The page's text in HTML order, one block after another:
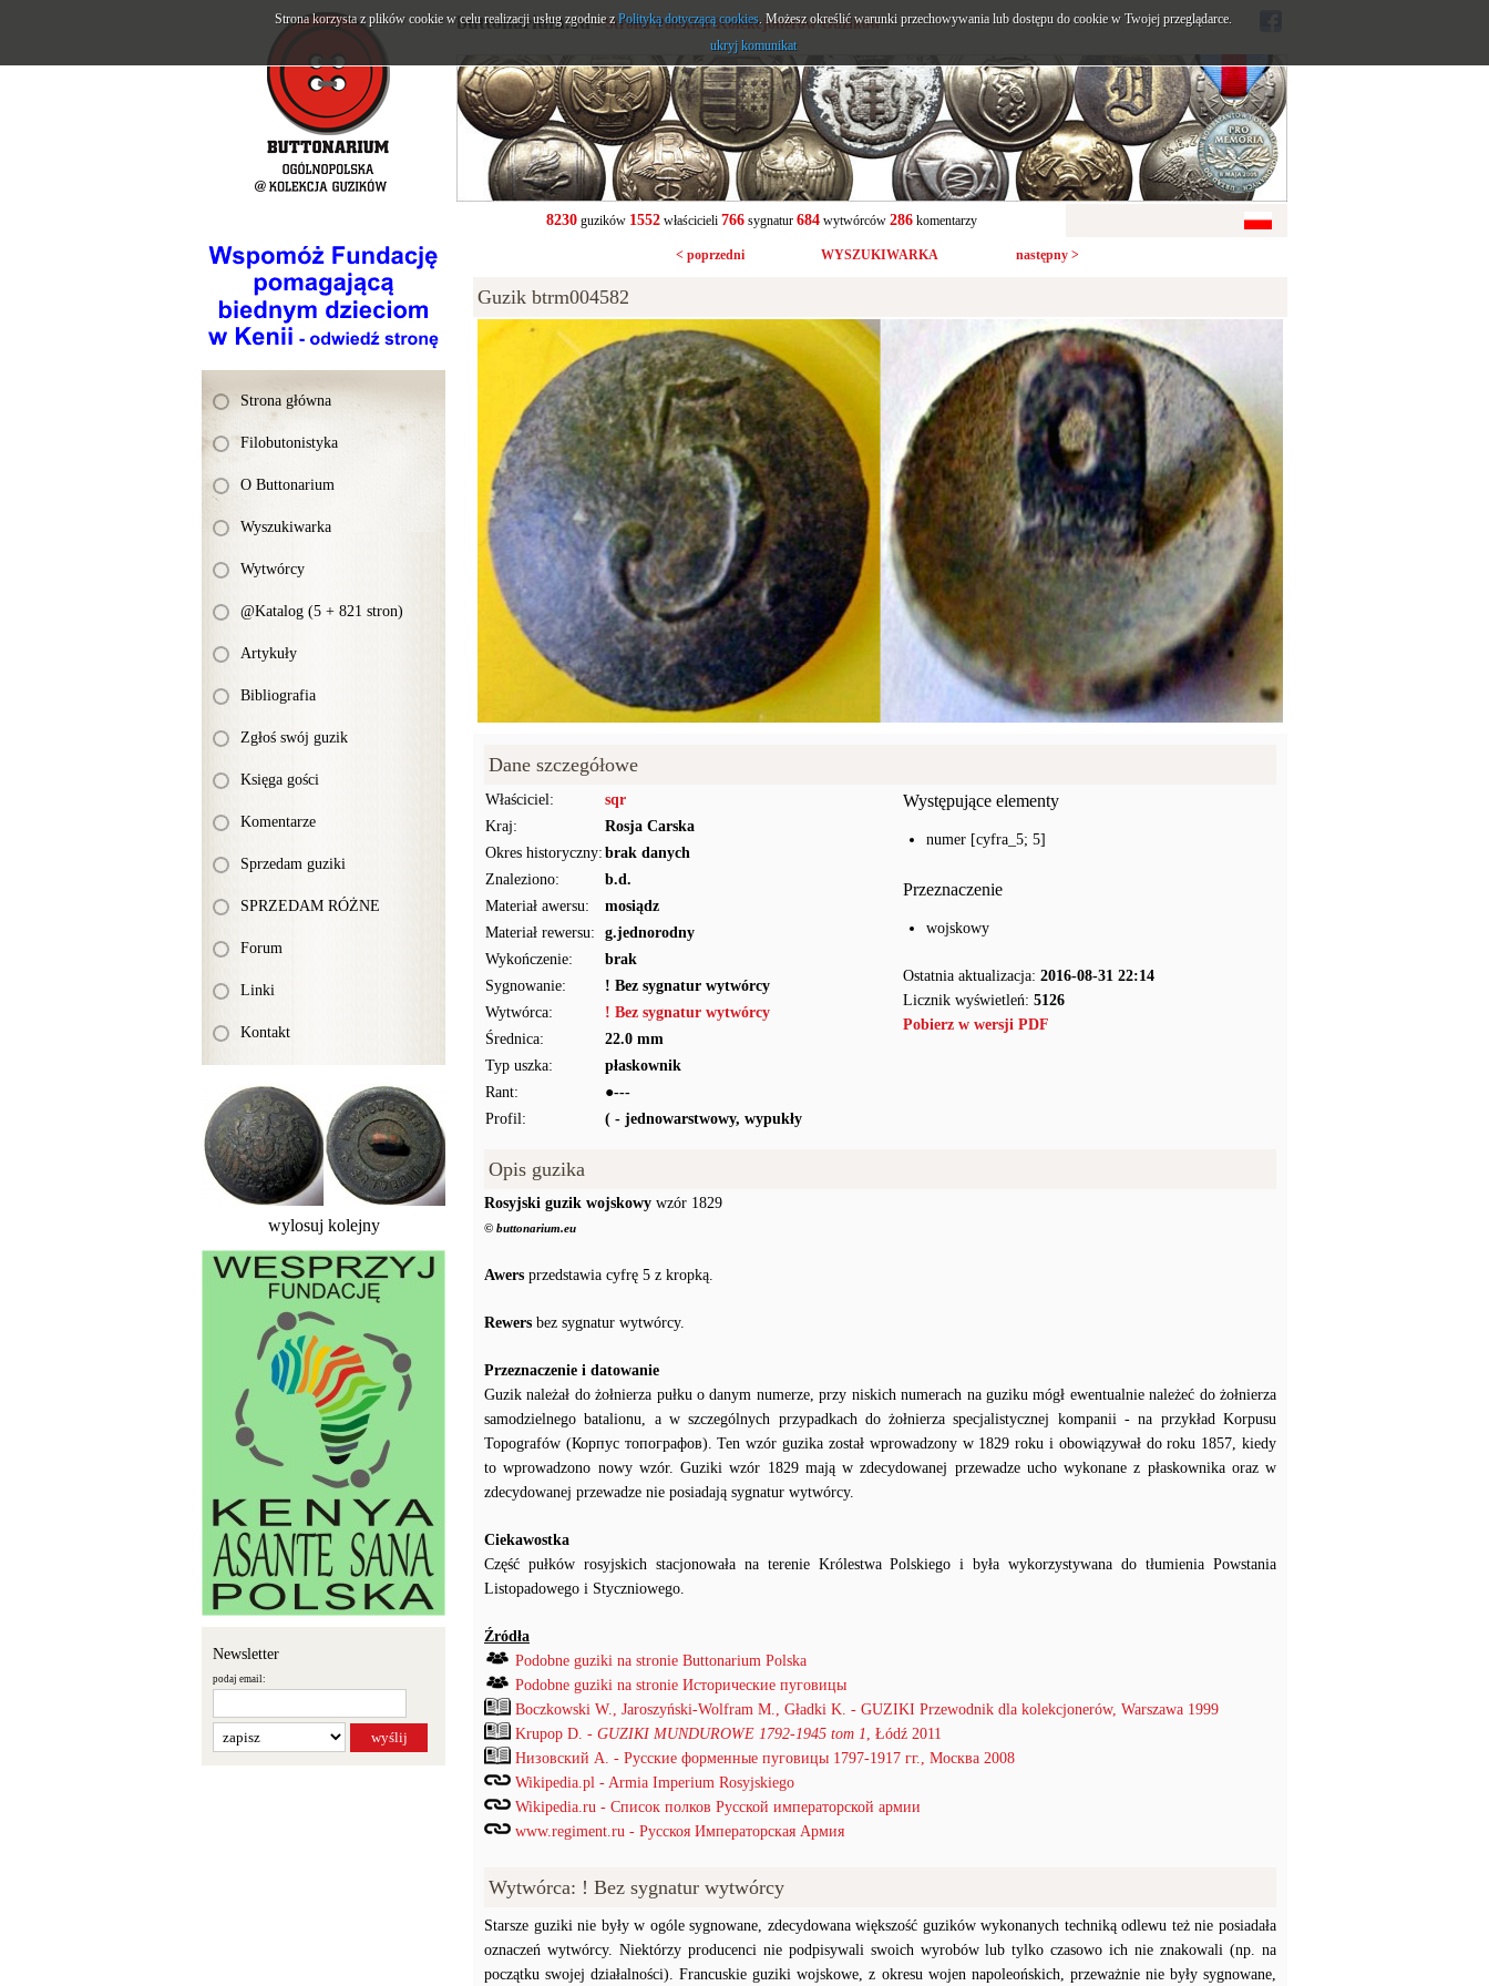
Strona główna
Filobutonistyka
O Buttonarium
Wyszukiwarka
Wytwórcy
@Katalog (5 + 821 stron)
Artykuły
Bibliografia
Zgłoś swój guzik
Księga gości
Komentarze
Sprzedam guziki
SPRZEDAM RÓŻNE
Forum
Linki
Kontakt
wylosuj kolejny
Newsletter
podaj email:
buttonarium.eu- Strona Polskich Kolekcjonerów Guzików
8230guzików 1552właścicieli 766sygnatur 684wytwórców 286komentarzy
< poprzedni WYSZUKIWARKA następny >
Guzik btrm004582
Dane szczegółowe
Właściciel:
sqr
Kraj:
Rosja Carska
Okres historyczny: brak danych
Znaleziono:
b.d.
Materiał awersu:
mosiądz
Materiał rewersu:
g.jednorodny
Wykończenie:
brak
Sygnowanie:
! Bez sygnatur wytwórcy
Wytwórca:
! Bez sygnatur wytwórcy
Średnica:
22.0 mm
Typ uszka:
płaskownik
Rant:
●---
Profil:
( - jednowarstwowy, wypukły
Występujące elementy
numer [cyfra_5; 5]
Przeznaczenie
wojskowy
Ostatnia aktualizacja: 2016-08-31 22:14
Licznik wyświetleń: 5126
Pobierz w wersji PDF
Opis guzika
Rosyjski guzik wojskowy wzór 1829
© buttonarium.eu
Awers przedstawia cyfrę 5 z kropką.
Rewers bez sygnatur wytwórcy.
Przeznaczenie i datowanie
Guzik należał do żołnierza pułku o danym numerze, przy niskich numerach na guziku mógł ewentualnie należeć do żołnierza
samodzielnego batalionu, a w szczególnych przypadkach do żołnierza specjalistycznej kompanii - na przykład Korpusu
Topografów (Корпус топографов). Ten wzór guzika został wprowadzony w 1829 roku i obowiązywał do roku 1857, kiedy
to wprowadzono nowy wzór. Guziki wzór 1829 mają w zdecydowanej przewadze ucho wykonane z płaskownika oraz w
zdecydowanej przewadze nie posiadają sygnatur wytwórcy.
Ciekawostka
Część pułków rosyjskich stacjonowała na terenie Królestwa Polskiego i była wykorzystywana do tłumienia Powstania
Listopadowego i Styczniowego.
Źródła
Podobne guziki na stronie Buttonarium Polska
Podobne guziki na stronie Исторические пуговицы
Boczkowski W., Jaroszyński-Wolfram M., Gładki K. - GUZIKI Przewodnik dla kolekcjonerów, Warszawa 1999
Krupop D. - GUZIKI MUNDUROWE 1792-1945 tom 1, Łódź 2011
Низовский А. - Русские форменные пуговицы 1797-1917 гг., Mocква 2008
Wikipedia.pl - Armia Imperium Rosyjskiego
Wikipedia.ru - Список полков Русской императорской армии
www.regiment.ru - Русскоя Императорская Армия
Wytwórca: ! Bez sygnatur wytwórcy
Starsze guziki nie były w ogóle sygnowane, zdecydowana większość guzików wykonanych techniką odlewu też nie posiadała
oznaczeń wytwórcy. Niektórzy producenci nie podpisywali swoich wyrobów lub tylko czasowo ich nie znakowali (np. na
początku swojej działalności). Francuskie guziki wojskowe, z okresu wojen napoleońskich, przeważnie nie były sygnowane,
Strona korzysta z plików cookie w celu realizacji usług zgodnie zPolityką dotyczącą cookies. Możesz określić warunki przechowywania lub dostępu do cookie w Twojej przeglądarce.
ukryj komunikat